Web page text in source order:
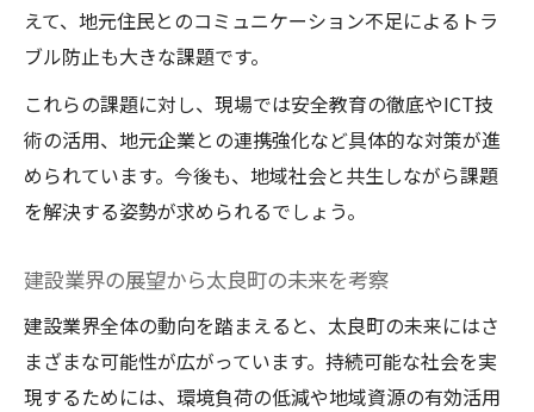
えて、地元住民とのコミュニケーション不足によるトラ
ブル防止も大きな課題です。
これらの課題に対し、現場では安全教育の徹底やICT技
術の活用、地元企業との連携強化など具体的な対策が進
められています。今後も、地域社会と共生しながら課題
を解決する姿勢が求められるでしょう。
建設業界の展望から太良町の未来を考察
建設業界全体の動向を踏まえると、太良町の未来にはさ
まざまな可能性が広がっています。持続可能な社会を実
現するためには、環境負荷の低減や地域資源の有効活用